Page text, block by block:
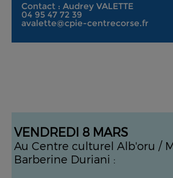
Contact : Audrey VALETTE
04 95 47 72 39
avalette@cpie-centrecorse.fr
VENDREDI 8 MARS
Au Centre culturel Alb'oru /
Barberine Duriani :